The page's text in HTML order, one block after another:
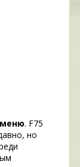
. F75
но